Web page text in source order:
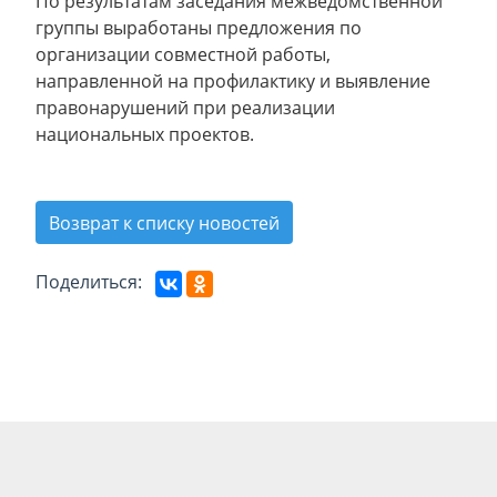
группы выработаны предложения по
организации совместной работы,
направленной на профилактику и выявление
правонарушений при реализации
национальных проектов.
Возврат к списку новостей
Поделиться: